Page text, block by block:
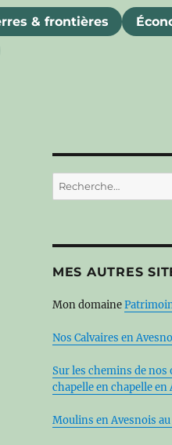
& frontières
Recherche
pour :
MES AUTRES
Mon domaine
Nos Calvaires en
Sur les chemins de nos
chapelle en chapelle en
Moulins en Avesnois au